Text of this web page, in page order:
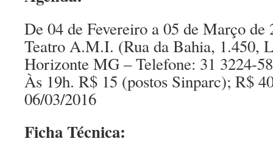
De 04 de Fevereiro a 05 de Março de
Teatro A.M.I. (Rua da Bahia, 1.450,
Horizonte MG – Telefone: 31 3224-
Às 19h. R$ 15 (postos Sinparc); R$
06/03/2016
Ficha Técnica: